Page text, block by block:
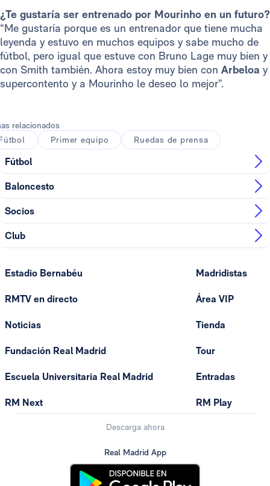
¿Te gustaría ser entrenado por Mourinho en un futuro?
“Me gustaría porque es un entrenador que tiene mucha
leyenda y estuvo en muchos equipos y sabe mucho de
fútbol, pero igual que estuve con Bruno Lage muy bien y
con Smith también. Ahora estoy muy bien con Arbeloa y
supercontento y a Mourinho le deseo lo mejor”.
relacionados
Primer equipo Ruedas de prensa
Fútbol
Baloncesto
Socios
Club
Estadio Bernabéu
RMTV en directo
Noticias
Fundación Real Madrid
Escuela Universitaria Real Madrid
RM Next
Madridistas
Área VIP
Tienda
Tour
Entradas
RM Play
Descarga ahora
Real Madrid App